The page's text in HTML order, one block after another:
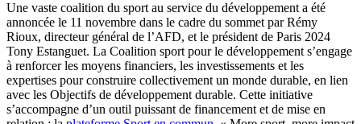
Une vaste coalition du sport au service du développement a été
annoncée le 11 novembre dans le cadre du sommet par Rémy
Rioux, directeur général de l’AFD, et le président de Paris 2024
Tony Estanguet. La Coalition sport pour le développement s’engage
à renforcer les moyens financiers, les investissements et les
expertises pour construire collectivement un monde durable, en lien
avec les Objectifs de développement durable. Cette initiative
s’accompagne d’un outil puissant de financement et de mise en